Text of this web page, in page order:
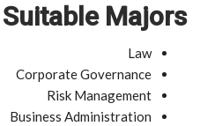
Suitable Majors
Law
Corporate Governance
Risk Management
Business Administration